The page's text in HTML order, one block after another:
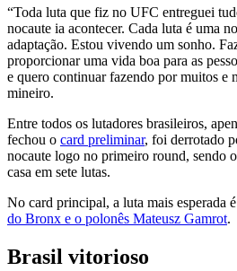
“Toda luta que fiz no UFC entreguei
nocaute ia acontecer. Cada luta é uma
adaptação. Estou vivendo um sonho.
proporcionar uma vida boa para as
e quero continuar fazendo por muitos e
mineiro.
Entre todos os lutadores brasileiros,
fechou o card preliminar, foi derrotado
nocaute logo no primeiro round, sendo
casa em sete lutas.
No card principal, a luta mais esperada é
do Bronx e o polonês Mateusz Gamrot.
Brasil vitorioso